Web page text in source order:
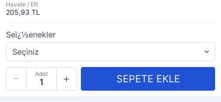
Havale / Eft
205,93 TL
Seï¿½enekler
Adet